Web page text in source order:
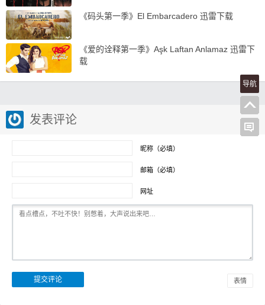
《码头第一季》El Embarcadero 迅雷下载
《爱的诠释第一季》Aşk Laftan Anlamaz 迅雷下
载
发表评论
昵称（必填）
邮箱（必填）
网址
表情
导航